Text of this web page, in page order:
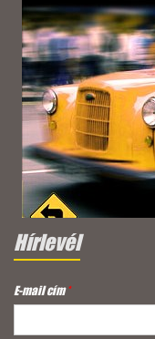
Hírlevél
E-mail cím*